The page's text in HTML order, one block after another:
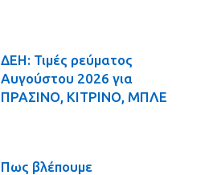
ΔΕΗ: Τιμές ρεύματος
Αυγούστου 2026 για
ΠΡΑΣΙΝΟ, ΚΙΤΡΙΝΟ, ΜΠΛΕ
Πως βλέπουμε